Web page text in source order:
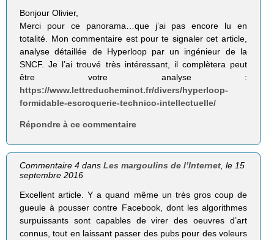
Bonjour Olivier,
Merci pour ce panorama…que j’ai pas encore lu en
totalité. Mon commentaire est pour te signaler cet article,
analyse détaillée de Hyperloop par un ingénieur de la
SNCF. Je l’ai trouvé très intéressant, il complètera peut
être votre analyse :
https://www.lettreducheminot.fr/divers/hyperloop-
formidable-escroquerie-technico-intellectuelle/
Répondre à ce commentaire
Commentaire 4 dansLes margoulins de l’Internet , le 15
septembre 2016
Excellent article. Y a quand même un très gros coup de
gueule à pousser contre Facebook, dont les algorithmes
surpuissants sont capables de virer des oeuvres d’art
connus, tout en laissant passer des pubs pour des voleurs